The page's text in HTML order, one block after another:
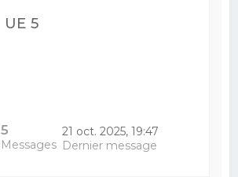
UE 5
5
Messages
21 oct. 2025, 19:47
Dernier message